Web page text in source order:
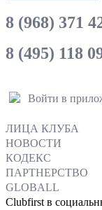
8 (968) 371
8 (495) 118
Войти в
ЛИЦА КЛУБА
НОВОСТИ
КОДЕКС
ПАРТНЕРСТВО
GLOBALL
Clubfirst в